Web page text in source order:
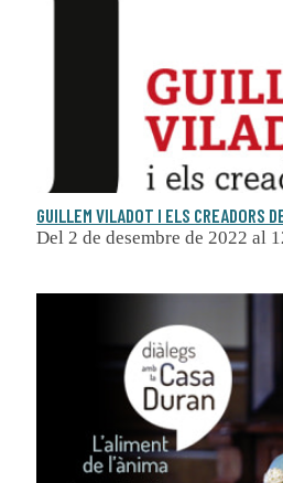
GUILLEM VILADOT I ELS CREADORS
Del 2 de desembre de 2022 al